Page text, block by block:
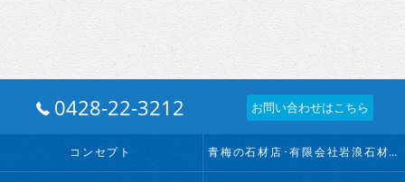
0428-22-3212 お問い合わせはこちら
コンセプト 青梅の石材店･有限会社岩浪石材店の口コミ情報